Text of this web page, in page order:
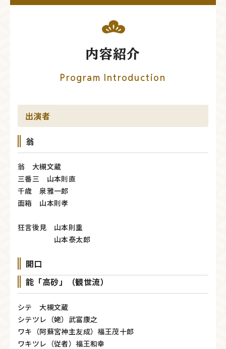
内容紹介
Program Introduction
出演者
翁
翁 大槻文蔵
三番三 山本則直
千歳 泉雅一郎
面箱 山本則孝
狂言後見 山本則重
山本泰太郎
開口
能「高砂」（観世流）
シテ 大槻文蔵
シテツレ（姥）武富康之
ワキ（阿蘇宮神主友成）福王茂十郎
ワキツレ（従者）福王和幸